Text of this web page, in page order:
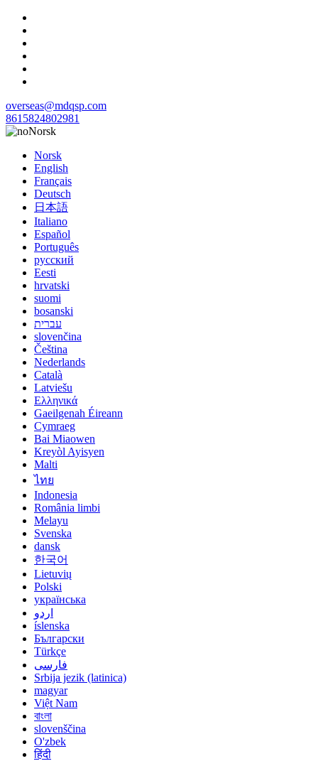
overseas@mdqsp.com
8615824802981
Norsk
Norsk
English
Français
Deutsch
日本語
Italiano
Español
Português
русский
Eesti
hrvatski
suomi
bosanski
עברית
slovenčina
Čeština
Nederlands
Català
Latviešu
Ελληνικά
Gaeilgenah Éireann
Cymraeg
Bai Miaowen
Kreyòl Ayisyen
Malti
ไทย
Indonesia
România limbi
Melayu
Svenska
dansk
한국어
Lietuvių
Polski
українська
اردو
íslenska
Български
Türkçe
فارسی
Srbija jezik (latinica)
magyar
Việt Nam
বাংলা
slovenščina
O'zbek
हिंदी